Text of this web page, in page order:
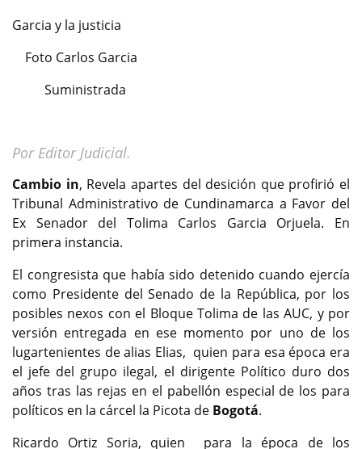
Garcia y la justicia
Foto Carlos Garcia
Suministrada
Por Editor Judicial.
Cambio in, Revela apartes del desición que profirió el
Tribunal Administrativo de Cundinamarca a Favor del
Ex Senador del Tolima Carlos Garcia Orjuela. En
primera instancia.
El congresista que había sido detenido cuando ejercía
como Presidente del Senado de la República, por los
posibles nexos con el Bloque Tolima de las AUC, y por
versión entregada en ese momento por uno de los
lugartenientes de alias Elias, quien para esa época era
el jefe del grupo ilegal, el dirigente Político duro dos
años tras las rejas en el pabellón especial de los para
políticos en la cárcel la Picota de Bogotá.
Ricardo Ortiz Soria, quien para la época de los